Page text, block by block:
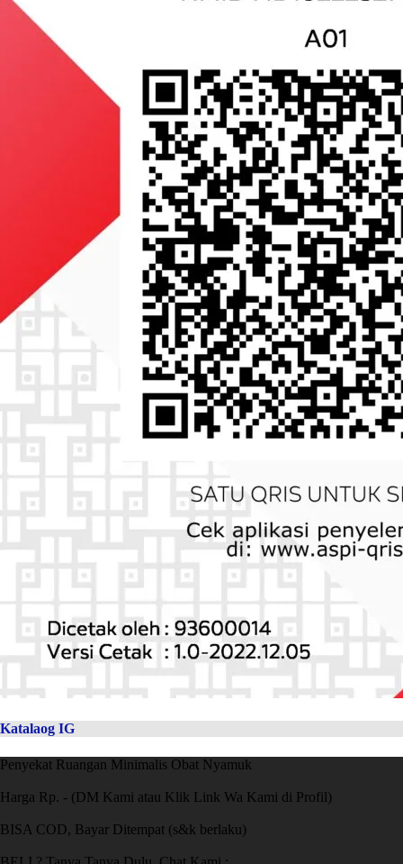
Katalaog IG
Penyekat Ruangan Minimalis Obat Nyamuk
Harga Rp. - (DM Kami atau Klik Link Wa Kami di Profil)
BISA COD, Bayar Ditempat (s&k berlaku)